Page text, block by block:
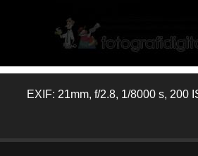
EXIF: 21mm, f/2.8, 1/8000 s, 200